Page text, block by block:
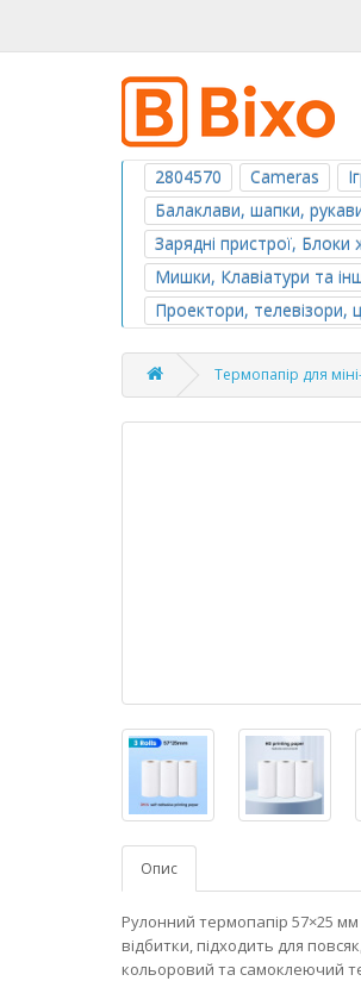
2804570 Cameras
Балаклави, шапки,
Зарядні пристрої,
Мишки, Клавіатури та
Проектори, телевізори,
Термопапір для
Опис
Рулонний термопапір 57×25 мм
відбитки, підходить для
кольоровий та самоклеючий